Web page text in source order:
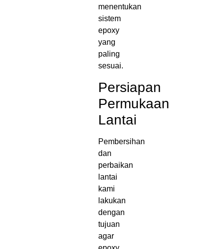
menentukan
sistem
epoxy
yang
paling
sesuai.
Persiapan
Permukaan
Lantai
Pembersihan
dan
perbaikan
lantai
kami
lakukan
dengan
tujuan
agar